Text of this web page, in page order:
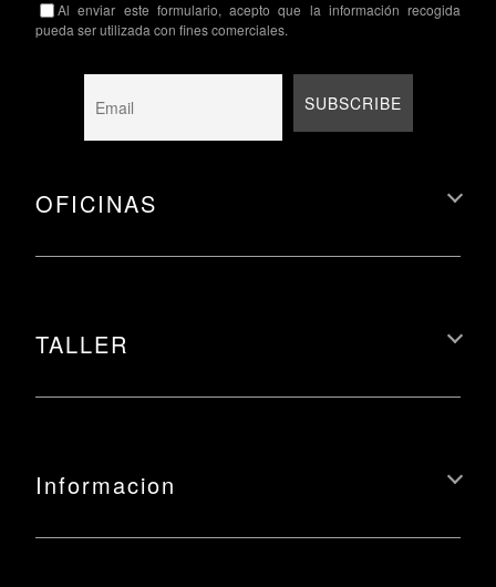
Al enviar este formulario, acepto que la información recogida
pueda ser utilizada con fines comerciales.
OFICINAS
TALLER
Informacion